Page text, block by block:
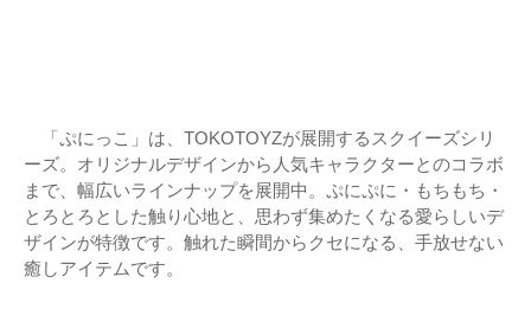
「ぷにっこ」は、TOKOTOYZが展開するスクイーズシリ
ーズ。オリジナルデザインから人気キャラクターとのコラボ
まで、幅広いラインナップを展開中。ぷにぷに・もちもち・
とろとろとした触り心地と、思わず集めたくなる愛らしいデ
ザインが特徴です。触れた瞬間からクセになる、手放せない
癒しアイテムです。